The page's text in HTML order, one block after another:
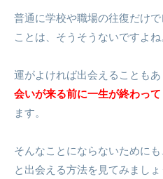
普通に学校や職場の往復だけ
ことは、そうそうないですよね
運がよければ出会えることも
会いが来る前に一生が終わって
ます。
そんなことにならないために
と出会える方法を見てみましょ